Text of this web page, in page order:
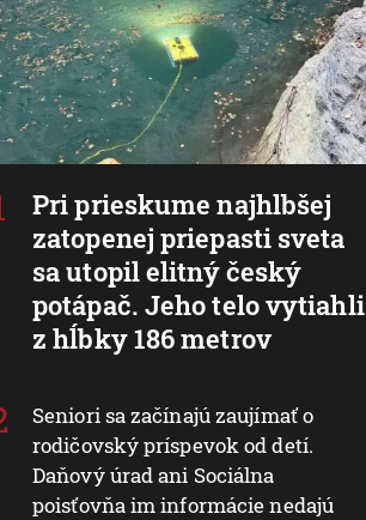
Pri prieskume najhlbšej
zatopenej priepasti sveta
sa utopil elitný český
potápač. Jeho telo vytiahli
z hĺbky 186 metrov
Seniori sa začínajú zaujímať o
rodičovský príspevok od detí.
Daňový úrad ani Sociálna
poisťovňa im informácie nedajú